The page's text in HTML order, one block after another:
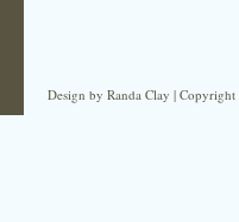
Design by Randa Clay |